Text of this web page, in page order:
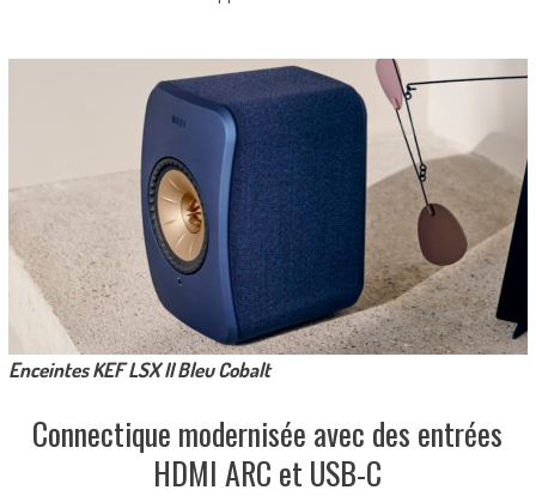
Enceintes KEF LSX II Bleu Cobalt
Connectique modernisée avec des entrées
HDMI ARC et USB-C